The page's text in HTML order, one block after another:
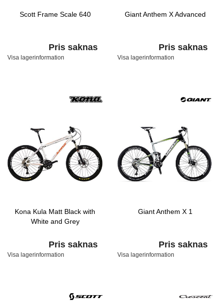
Scott Frame Scale 640
Pris saknas
Visa lagerinformation
Giant Anthem X Advanced
Pris saknas
Visa lagerinformation
Kona Kula Matt Black with
White and Grey
Pris saknas
Visa lagerinformation
Giant Anthem X 1
Pris saknas
Visa lagerinformation